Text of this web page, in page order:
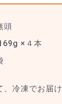
頭
×４本
、冷凍でお届け